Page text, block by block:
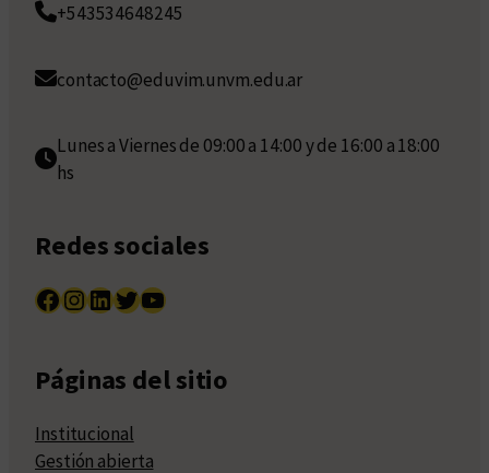
+543534648245
contacto@eduvim.unvm.edu.ar
Lunes a Viernes de 09:00 a 14:00 y de 16:00 a 18:00
hs
Redes sociales
Facebook InstagramLinkedIn Twitter YouTube
Páginas del sitio
Institucional
Gestión abierta